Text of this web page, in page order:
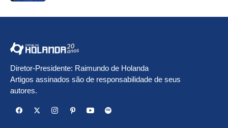
Diretor-Presidente: Raimundo de Holanda
Artigos assinados são de responsabilidade de seus
autores.